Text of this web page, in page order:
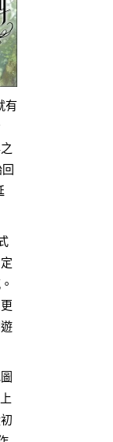
有